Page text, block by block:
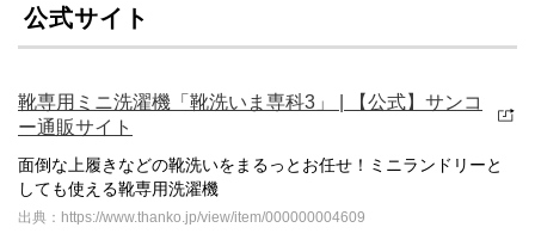
公式サイト
靴専用ミニ洗濯機「靴洗いま専科3」 | 【公式】サンコ
ー通販サイト
面倒な上履きなどの靴洗いをまるっとお任せ！ミニランドリーと
しても使える靴専用洗濯機
出典：https://www.thanko.jp/view/item/000000004609